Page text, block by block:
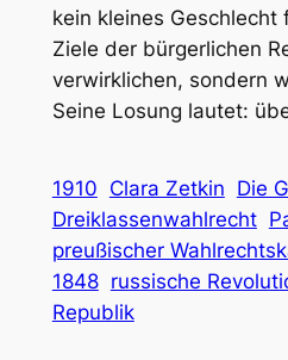
kein kleines Geschlecht
Ziele der bürgerlichen
verwirklichen, sondern
Seine Losung lautet:
1910 Clara Zetkin Die
Dreiklassenwahlrecht
preußischer
1848 russische
Republik